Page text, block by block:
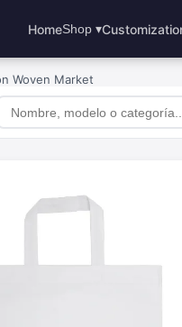
HomeShop ▾
Woven Market